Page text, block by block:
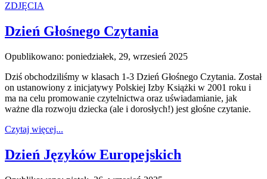
ZDJĘCIA
Dzień Głośnego Czytania
Opublikowano: poniedziałek, 29, wrzesień 2025
Dziś obchodziliśmy w klasach 1-3 Dzień Głośnego Czytania. Został
on ustanowiony z inicjatywy Polskiej Izby Książki w 2001 roku i
ma na celu promowanie czytelnictwa oraz uświadamianie, jak
ważne dla rozwoju dziecka (ale i dorosłych!) jest głośne czytanie.
Czytaj więcej...
Dzień Języków Europejskich